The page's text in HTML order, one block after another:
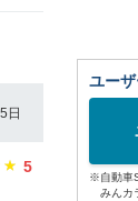
日
5
ユー
※自動車
みんカ